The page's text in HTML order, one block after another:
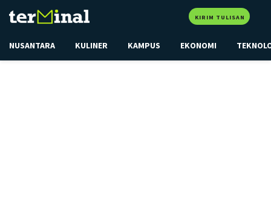
KIRIM TULISAN
NUSANTARA KULINER KAMPUS EKONOMI